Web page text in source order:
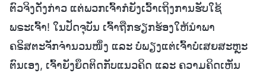
ຕົວຈິງດັ່ງກ່າວ ແຕ່ພວກເຈົ້າກໍຍັງເວົ້າເຖິງການຮັບໃຊ້
ພຣະເຈົ້າ! ໃນປັດຈຸບັນ ເຈົ້າຖືກຮຽກຮ້ອງໃຫ້ນໍາພາ
ຄຣິສຕະຈັກຈຳນວນໜຶ່ງ ແລະ ບໍ່ພຽງແຕ່ເຈົ້າບໍ່ເສຍສະຫຼະ
ຕົນເອງ, ເຈົ້າຍັງຍຶດຕິດກັບແນວຄິດ ແລະ ຄວາມຄິດເຫັນ